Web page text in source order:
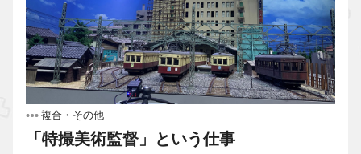
複合・その他
「特撮美術監督」という仕事